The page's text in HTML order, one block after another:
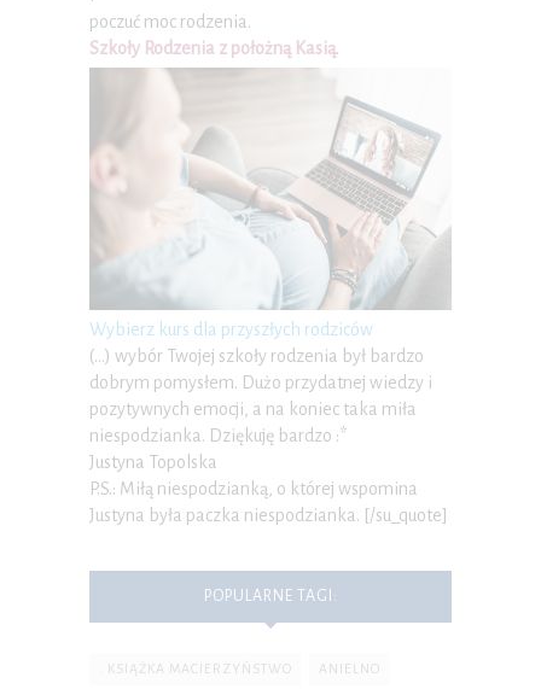
poczuć moc rodzenia.
Szkoły Rodzenia z położną Kasią.
Wybierz kurs dla przyszłych rodziców
(…) wybór Twojej szkoły rodzenia był bardzo
dobrym pomysłem. Dużo przydatnej wiedzy i
pozytywnych emocji, a na koniec taka miła
niespodzianka. Dziękuję bardzo :*
Justyna Topolska
P.S.: Miłą niespodzianką, o której wspomina
Justyna była paczka niespodzianka. [/su_quote]
POPULARNE TAGI:
. KSIĄŻKA MACIERZYŃSTWO ANIELNO